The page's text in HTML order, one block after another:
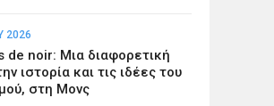
2026
de noir: Μια διαφορετική
ιστορία και τις ιδέες του
στη Μονς